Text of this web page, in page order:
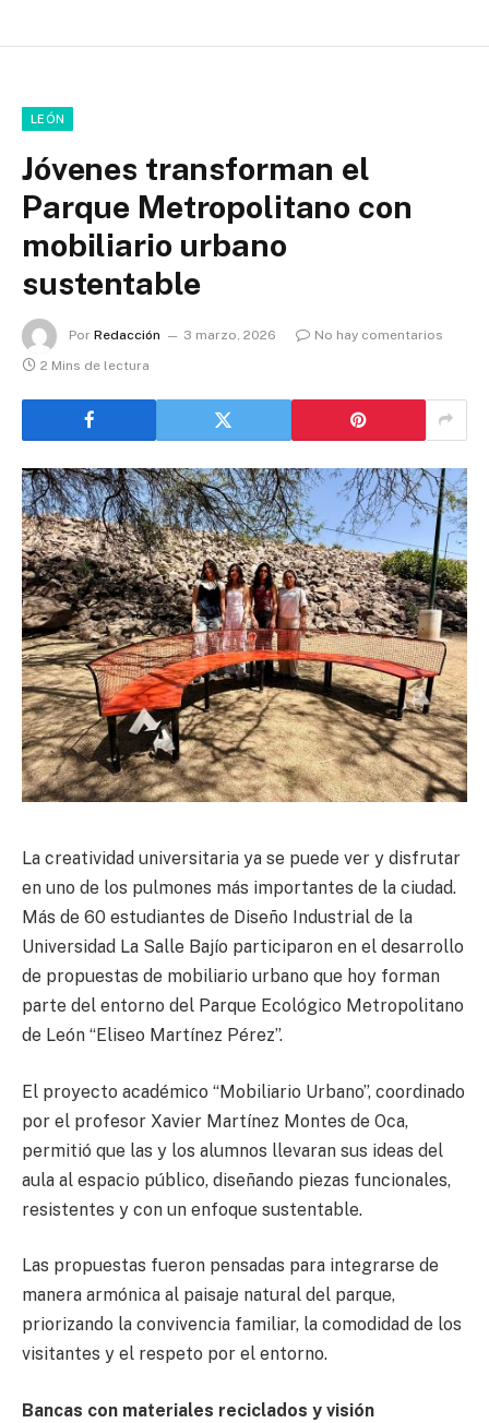
LEÓN
Jóvenes transforman el
Parque Metropolitano con
mobiliario urbano
sustentable
Por Redacción 3 marzo, 2026
No hay comentarios
2 Mins de lectura
La creatividad universitaria ya se puede ver y disfrutar
en uno de los pulmones más importantes de la ciudad.
Más de 60 estudiantes de Diseño Industrial de la
Universidad La Salle Bajío participaron en el desarrollo
de propuestas de mobiliario urbano que hoy forman
parte del entorno del Parque Ecológico Metropolitano
de León “Eliseo Martínez Pérez”.
El proyecto académico “Mobiliario Urbano”, coordinado
por el profesor Xavier Martínez Montes de Oca,
permitió que las y los alumnos llevaran sus ideas del
aula al espacio público, diseñando piezas funcionales,
resistentes y con un enfoque sustentable.
Las propuestas fueron pensadas para integrarse de
manera armónica al paisaje natural del parque,
priorizando la convivencia familiar, la comodidad de los
visitantes y el respeto por el entorno.
Bancas con materiales reciclados y visión